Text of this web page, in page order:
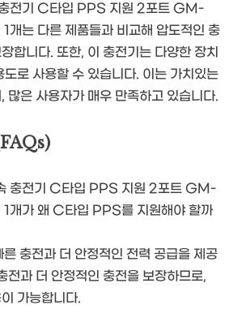
전기 C타입 PPS 지원 2포트 GM-
는 다른 제품들과 비교해 압도적인 충
합니다. 또한, 이 충전기는 다양한 장치
도로 사용할 수 있습니다. 이는 가치있는
많은 사용자가 매우 만족하고 있습니다.
충전기 C타입 PPS 지원 2포트 GM-
가 왜 C타입 PPS를 지원해야 할까
충전과 더 안정적인 전력 공급을 제공
전과 더 안정적인 충전을 보장하므로,
가능합니다.